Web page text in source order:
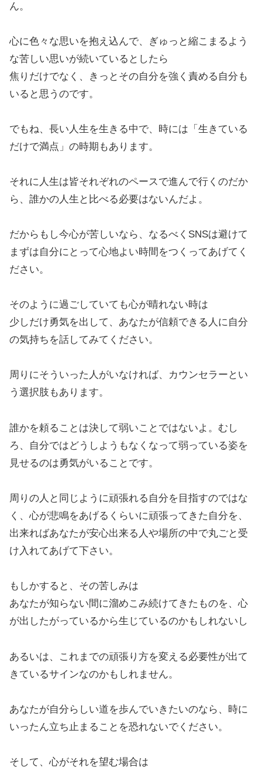
ん。
心に色々な思いを抱え込んで、ぎゅっと縮こまるよう
な苦しい思いが続いているとしたら
焦りだけでなく、きっとその自分を強く責める自分も
いると思うのです。
でもね、長い人生を生きる中で、時には「生きている
だけで満点」の時期もあります。
それに人生は皆それぞれのペースで進んで行くのだか
ら、誰かの人生と比べる必要はないんだよ。
だからもし今心が苦しいなら、なるべくSNSは避けて
まずは自分にとって心地よい時間をつくってあげてく
ださい。
そのように過ごしていても心が晴れない時は
少しだけ勇気を出して、あなたが信頼できる人に自分
の気持ちを話してみてください。
周りにそういった人がいなければ、カウンセラーとい
う選択肢もあります。
誰かを頼ることは決して弱いことではないよ。むし
ろ、自分ではどうしようもなくなって弱っている姿を
見せるのは勇気がいることです。
周りの人と同じように頑張れる自分を目指すのではな
く、心が悲鳴をあげるくらいに頑張ってきた自分を、
出来ればあなたが安心出来る人や場所の中で丸ごと受
け入れてあげて下さい。
もしかすると、その苦しみは
あなたが知らない間に溜めこみ続けてきたものを、心
が出したがっているから生じているのかもしれないし
あるいは、これまでの頑張り方を変える必要性が出て
きているサインなのかもしれません。
あなたが自分らしい道を歩んでいきたいのなら、時に
いったん立ち止まることを恐れないでください。
そして、心がそれを望む場合は